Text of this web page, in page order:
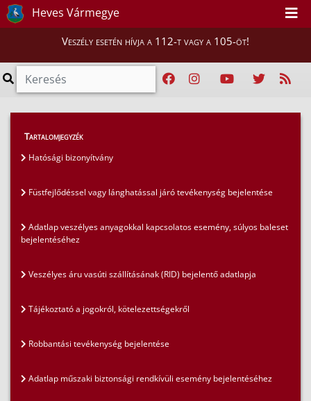
Heves Vármegye
Veszély esetén hívja a 112-t vagy a 105-öt!
Hatósági ügyek
Letölthető bejelentőlapok, kérelem minták
bejelentése
Tartalomjegyzék
Hatósági bizonyítvány
Füstfejlődéssel vagy lánghatással járó tevékenység bejelentése
Adatlap veszélyes anyagokkal kapcsolatos esemény, súlyos baleset
bejelentéséhez
Veszélyes áru vasúti szállításának (RID) bejelentő adatlapja
Tájékoztató a jogokról, kötelezettségekről
Robbantási tevékenység bejelentése
Adatlap műszaki biztonsági rendkívüli esemény bejelentéséhez